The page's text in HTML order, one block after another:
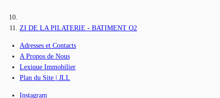
ZI DE LA PILATERIE - BATIMENT O2
Adresses et Contacts
A Propos de Nous
Lexique Immobilier
Plan du Site | JLL
Instagram